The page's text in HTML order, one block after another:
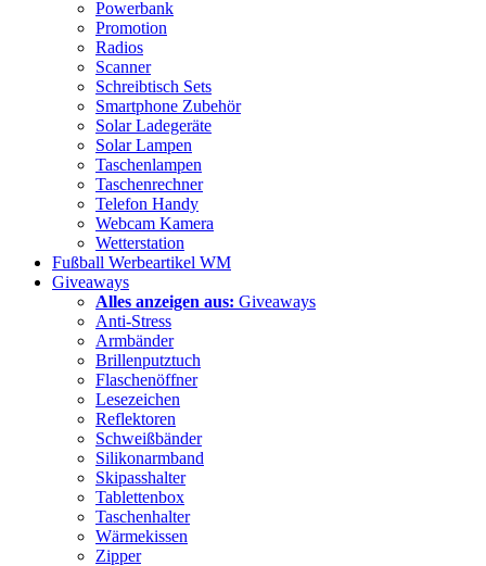
Powerbank
Promotion
Radios
Scanner
Schreibtisch Sets
Smartphone Zubehör
Solar Ladegeräte
Solar Lampen
Taschenlampen
Taschenrechner
Telefon Handy
Webcam Kamera
Wetterstation
Fußball Werbeartikel WM
Giveaways
Alles anzeigen aus: Giveaways
Anti-Stress
Armbänder
Brillenputztuch
Flaschenöffner
Lesezeichen
Reflektoren
Schweißbänder
Silikonarmband
Skipasshalter
Tablettenbox
Taschenhalter
Wärmekissen
Zipper